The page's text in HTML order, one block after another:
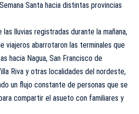
Santa hacia distintas provincias
las lluvias registradas durante la mañana,
viajeros abarrotaron las terminales que
hacia Nagua, San Francisco de
Riva y otras localidades del nordeste,
un flujo constante de personas que se
compartir el asueto con familiares y